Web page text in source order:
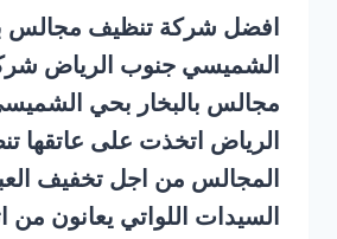
افضل شركة تنظيف مجالس
الشميسي جنوب الرياض
مجالس بالبخار بحي
الرياض اتخذت على عاتقها
المجالس من اجل تخفيف
السيدات اللواتي يعانون من